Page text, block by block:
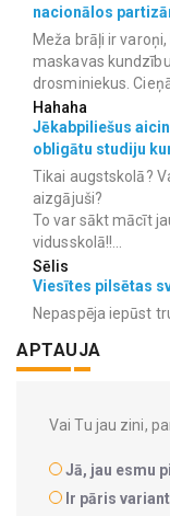
nacionālos
Meža brāļi ir
maskavas
drosminiekus.
Hahaha
Jēkabpiliešus
obligātu studiju
Tikai augstskolā?
aizgājuši?
To var sākt mācīt
vidusskolā!!...
Sēlis
Viesītes pilsētas
Nepaspēja iepūst
APTAUJA
Vai Tu jau zini,
Jā, jau esmu
Ir pāris